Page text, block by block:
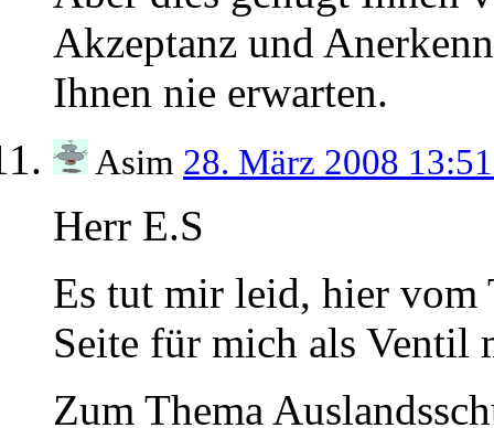
Akzeptanz und
Ihnen nie erwarten.
Asim 28. März 2008
Herr E.S
Es tut mir leid, hier vom
Seite für mich als Ventil
Zum Thema